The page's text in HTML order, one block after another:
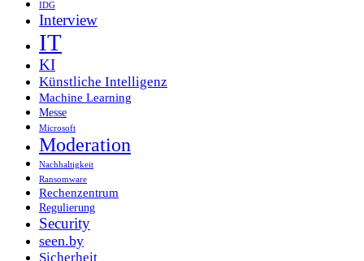
IDG
Interview
IT
KI
Künstliche Intelligenz
Machine Learning
Messe
Microsoft
Moderation
Nachhaltigkeit
Ransomware
Rechenzentrum
Regulierung
Security
seen.by
Sicherheit